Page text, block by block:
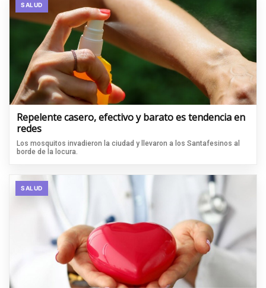
SALUD
Repelente casero, efectivo y barato es tendencia en
redes
Los mosquitos invadieron la ciudad y llevaron a los Santafesinos al
borde de la locura.
SALUD